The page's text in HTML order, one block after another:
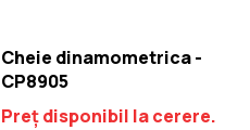
Cheie dinamometrica -
CP8905
Preț disponibil la cerere.